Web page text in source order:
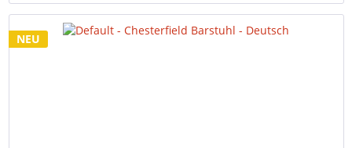
NEU